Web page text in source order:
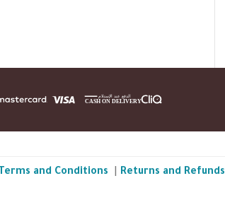
Terms and Conditions Returns and Refunds